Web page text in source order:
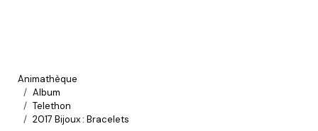
Animathèque
Album
Telethon
2017 Bijoux : Bracelets